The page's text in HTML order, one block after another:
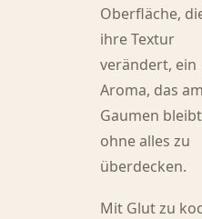
Oberfläche,
ihre Textur
verändert, ein
Aroma, das
Gaumen
ohne alles zu
überdecken.
Mit Glut zu